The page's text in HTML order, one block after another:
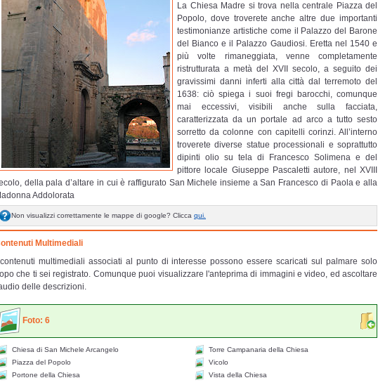
La Chiesa Madre si trova nella centrale Piazza del
Popolo, dove troverete anche altre due importanti
testimonianze artistiche come il Palazzo del Barone
del Bianco e il Palazzo Gaudiosi. Eretta nel 1540 e
più volte rimaneggiata, venne completamente
ristrutturata a metà del XVII secolo, a seguito dei
gravissimi danni inferti alla città dal terremoto del
1638: ciò spiega i suoi fregi barocchi, comunque
mai eccessivi, visibili anche sulla facciata,
caratterizzata da un portale ad arco a tutto sesto
sorretto da colonne con capitelli corinzi. All’interno
troverete diverse statue processionali e soprattutto
dipinti olio su tela di Francesco Solimena e del
pittore locale Giuseppe Pascaletti autore, nel XVIII
della pala d’altare in cui è raffigurato San Michele insieme a San Francesco di Paola e alla
Addolorata
Non visualizzi correttamente le mappe di google? Clicca qui.
Multimediali
I contenuti multimediali associati al punto di interesse possono essere scaricati sul palmare solo
che ti sei registrato. Comunque puoi visualizzare l'anteprima di immagini e video, ed ascoltare
delle descrizioni.
Foto: 6
Chiesa di San Michele Arcangelo
Torre Campanaria della Chiesa
Piazza del Popolo
Vicolo
Portone della Chiesa
Vista della Chiesa